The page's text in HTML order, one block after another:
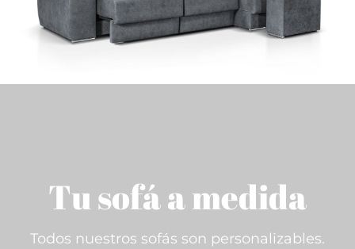
Tu sofá a medida
Todos nuestros sofás son personalizables.